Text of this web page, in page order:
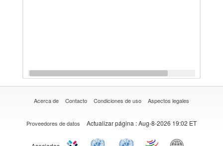
Acerca de Contacto Condiciones de uso Aspectos legales
Proveedores de datos Actualizar página : Aug-8-2026 19:02 ET